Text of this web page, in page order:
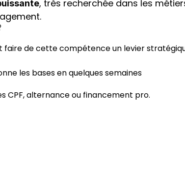
, très recherchée dans les
faire de cette compétence un levier
les bases en quelques semaines
CPF, alternance ou financement pro.